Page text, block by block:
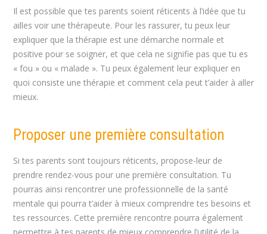
Il est possible que tes parents soient réticents à l’idée que tu
ailles voir une thérapeute. Pour les rassurer, tu peux leur
expliquer que la thérapie est une démarche normale et
positive pour se soigner, et que cela ne signifie pas que tu es
« fou » ou « malade ». Tu peux également leur expliquer en
quoi consiste une thérapie et comment cela peut t’aider à aller
mieux.
Proposer une première consultation
Si tes parents sont toujours réticents, propose-leur de
prendre rendez-vous pour une première consultation. Tu
pourras ainsi rencontrer une professionnelle de la santé
mentale qui pourra t’aider à mieux comprendre tes besoins et
tes ressources. Cette première rencontre pourra également